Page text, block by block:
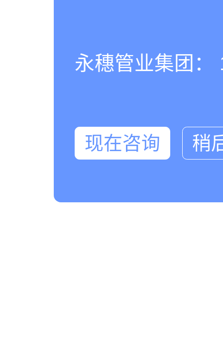
永穗管业集团：
现在咨询 稍